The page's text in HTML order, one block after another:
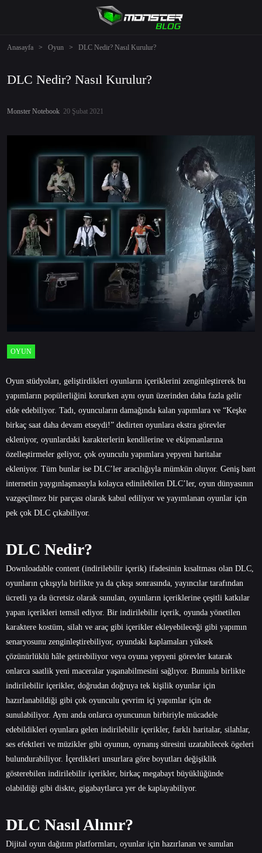
Anasayfa > Oyun > DLC Nedir? Nasıl Kurulur?
DLC Nedir? Nasıl Kurulur?
Monster Notebook 20 Şubat 2021
OYUN
Oyun stüdyoları, geliştirdikleri oyunların içeriklerini zenginleştirerek bu
yapımların popülerliğini korurken aynı oyun üzerinden daha fazla gelir
elde edebiliyor. Tadı, oyuncuların damağında kalan yapımlara ve “Keşke
birkaç saat daha devam etseydi!” dedirten oyunlara ekstra görevler
ekleniyor, oyunlardaki karakterlerin kendilerine ve ekipmanlarına
özelleştirmeler geliyor, çok oyunculu yapımlara yepyeni haritalar
ekleniyor. Tüm bunlar ise DLC’ler aracılığıyla mümkün oluyor. Geniş bant
internetin yaygınlaşmasıyla kolayca edinilebilen DLC’ler, oyun dünyasının
vazgeçilmez bir parçası olarak kabul ediliyor ve yayımlanan oyunlar için
pek çok DLC çıkabiliyor.
DLC Nedir?
Downloadable content (indirilebilir içerik) ifadesinin kısaltması olan DLC,
oyunların çıkışıyla birlikte ya da çıkışı sonrasında, yayıncılar tarafından
ücretli ya da ücretsiz olarak sunulan, oyunların içeriklerine çeşitli katkılar
yapan içerikleri temsil ediyor. Bir indirilebilir içerik, oyunda yönetilen
karaktere kostüm, silah ve araç gibi içerikler ekleyebileceği gibi yapımın
senaryosunu zenginleştirebiliyor, oyundaki kaplamaları yüksek
çözünürlüklü hâle getirebiliyor veya oyuna yepyeni görevler katarak
onlarca saatlik yeni maceralar yaşanabilmesini sağlıyor. Bununla birlikte
indirilebilir içerikler, doğrudan doğruya tek kişilik oyunlar için
hazırlanabildiği gibi çok oyunculu çevrim içi yapımlar için de
sunulabiliyor. Aynı anda onlarca oyuncunun birbiriyle mücadele
edebildikleri oyunlara gelen indirilebilir içerikler, farklı haritalar, silahlar,
ses efektleri ve müzikler gibi oyunun, oynanış süresini uzatabilecek ögeleri
bulundurabiliyor. İçerdikleri unsurlara göre boyutları değişiklik
gösterebilen indirilebilir içerikler, birkaç megabayt büyüklüğünde
olabildiği gibi diskte, gigabaytlarca yer de kaplayabiliyor.
DLC Nasıl Alınır?
Dijital oyun dağıtım platformları, oyunlar için hazırlanan ve sunulan